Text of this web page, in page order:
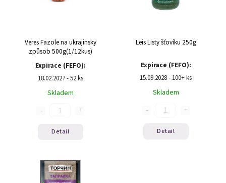
Veres Fazole na ukrajinsky
způsob 500g(1/12kus)
Expirace (FEFO):
18.02.2027 - 52 ks
Skladem
Detail
Leis Listy šťovíku 250g
Expirace (FEFO):
15.09.2028 - 100+ ks
Skladem
Detail